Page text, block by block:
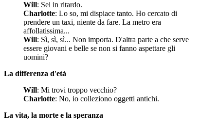
Will: Sei in ritardo.
Charlotte: Lo so, mi dispiace tanto. Ho cercato di
prendere un taxi, niente da fare. La metro era
affollatissima...
Will: Sì, sì, sì... Non importa. D'altra parte a che serve
essere giovani e belle se non si fanno aspettare gli
uomini?
La differenza d'età
Will: Mi trovi troppo vecchio?
Charlotte: No, io colleziono oggetti antichi.
La vita, la morte e la speranza